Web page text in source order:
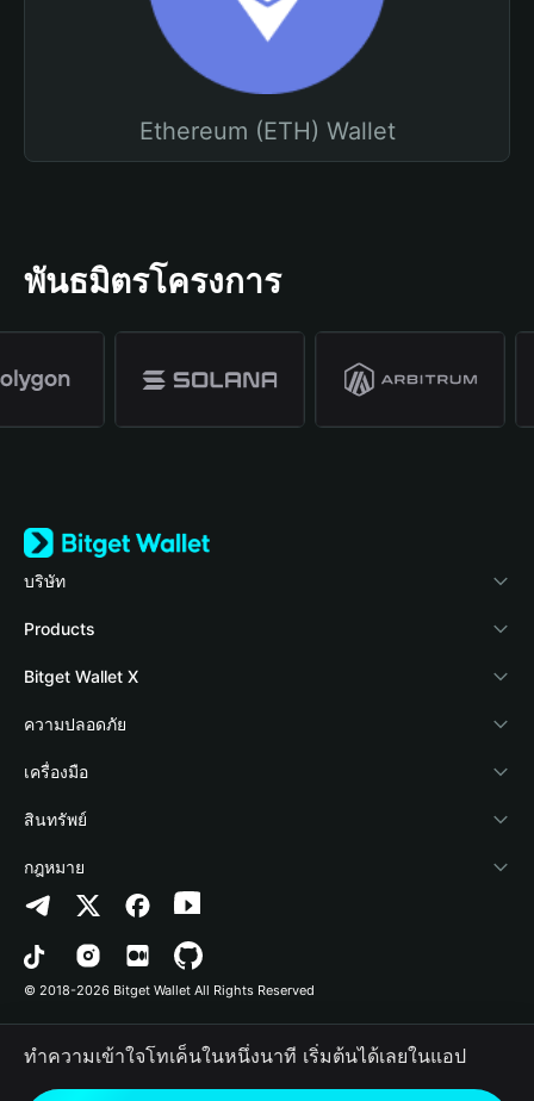
Ethereum (ETH) Wallet
พันธมิตรโครงการ
บริษัท
เกี่ยวกับ Bitget Wallet
Blog
Academy
ข่าวสารด้านคริปโต
ศูนย์ช่วยเหลือ
ติดต่อเรา
ทรัพยากรข้อมูลของแบรนด์
อาชีพ
Products
Crypto Card
Stablecoin Earn
Payfi Crypto
Crypto Swap API
Altcoin Season Index
Prediction Markets
DApp
RWA
Bitget Wallet X
นักพัฒนา
เชื่อมต่อ Wallet
Bitget Wallet Pay
ลิสต์โปรเจกต์
ความปลอดภัย
Protection Fund
เทคโนโลยีความปลอดภัย
เครื่องมือ
ซื้อคริปโต
การตรวจจับการอนุญาต
การตรวจจับสัญญา
การโอนเป็นชุด
สินทรัพย์
Arbitrum
Avalanche
Bitcoin
Polygon
กฎหมาย
นโยบายความเป็นส่วนตัว
ข้อตกลงในการใช้บริการ
© 2018-2026 Bitget Wallet All Rights Reserved
ทำความเข้าใจโทเค็นในหนึ่งนาที เริ่มต้นได้เลยในแอป